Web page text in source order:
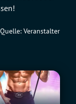
Quelle: Veranstalter